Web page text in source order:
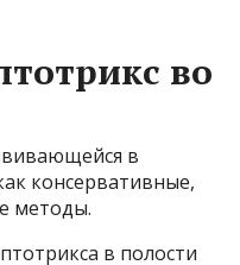
во
в
консервативные,
методы.
в полости